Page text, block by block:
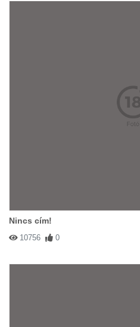
Nincs cím!
10756 0